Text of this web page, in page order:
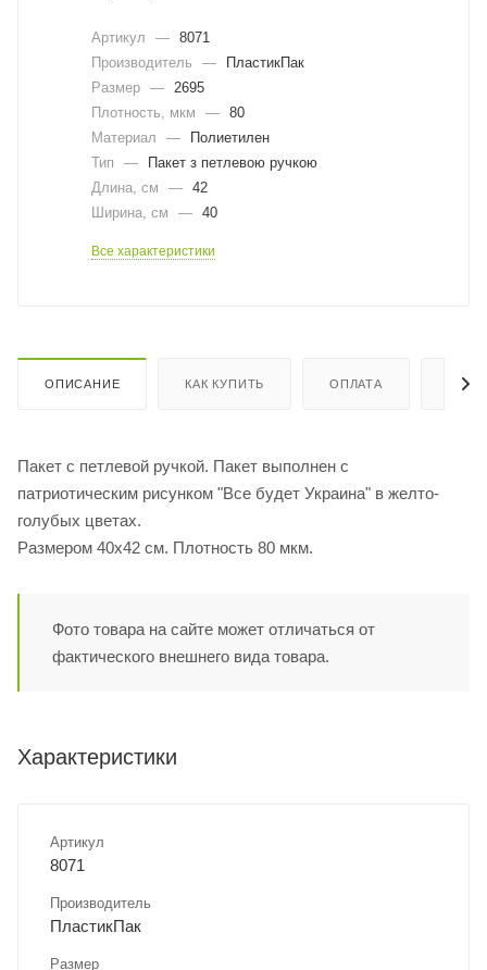
Артикул — 8071
Производитель
—
ПластикПак
Размер —
2695
Плотность, мкм
— 80
Материал
—
Полиетилен
Тип
—
Пакет з петлевою ручкою
Длина, cм
— 42
Ширина, cм
— 40
Все характеристики
ОПИСАНИЕ КАК КУПИТЬ ОПЛАТА
Пакет с петлевой ручкой. Пакет выполнен с
патриотическим рисунком "Все будет Украина" в желто-
голубых цветах.
Размером 40х42 см. Плотность 80 мкм.
Фото товара на сайте может отличаться от
фактического внешнего вида товара.
Характеристики
Артикул
8071
Производитель
ПластикПак
Размер